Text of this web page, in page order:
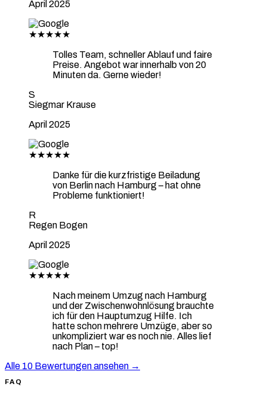
April 2025
★★★★★
Tolles Team, schneller Ablauf und faire
Preise. Angebot war innerhalb von 20
Minuten da. Gerne wieder!
S
Siegmar Krause
April 2025
★★★★★
Danke für die kurzfristige Beiladung
von Berlin nach Hamburg – hat ohne
Probleme funktioniert!
R
Regen Bogen
April 2025
★★★★★
Nach meinem Umzug nach Hamburg
und der Zwischenwohnlösung brauchte
ich für den Hauptumzug Hilfe. Ich
hatte schon mehrere Umzüge, aber so
unkompliziert war es noch nie. Alles lief
nach Plan – top!
Alle 10 Bewertungen ansehen →
FAQ